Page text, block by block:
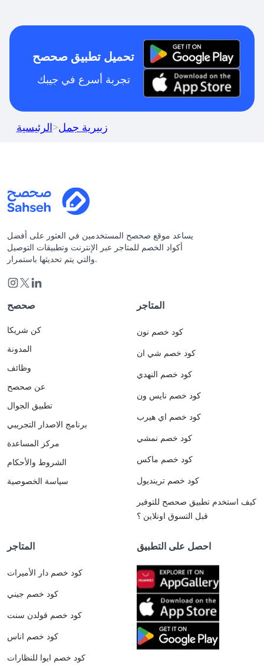
تحميل تطبيق صحصح
تجربة أسرع في جيبك
الرئيسية>زبيرية جمل
يساعد موقع صحصح المستخدمين في العثور على أفضل
أكواد الخصم للمتاجر عبر الإنترنت وتطبيقات التوصيل
والتي يتم تحديثها باستمرار.
صحصح
كن شريكا
المدونة
وظائف
عن صحصح
تطبيق الجوال
برنامج الاصدار التجريبي
مركز المساعدة
الشروط والأحكام
سياسة الخصوصية
المتاجر
كود خصم نون
كود خصم شي ان
كود خصم النهدي
كود خصم نايس ون
كود خصم اي هيرب
كود خصم نمشي
كود خصم ماكس
كود خصم ترينديول
كيف استخدم تطبيق صحصح للتوفير
قبل التسوق اونلاين ؟
المتاجر
كود خصم دار الأميرات
كود خصم جيني
كود خصم قولدن سنت
كود خصم اناس
كود خصم ايوا للنظارات
احصل على التطبيق